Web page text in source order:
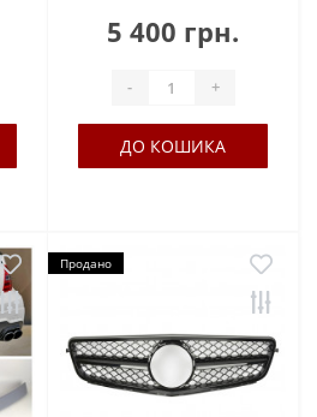
5 400 грн.
- +
ДО КОШИКА
Продано